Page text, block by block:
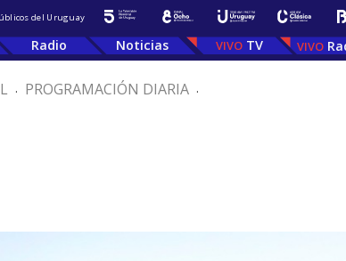
del Uruguay
Radio Noticias TV
. PROGRAMACIÓN DIARIA .